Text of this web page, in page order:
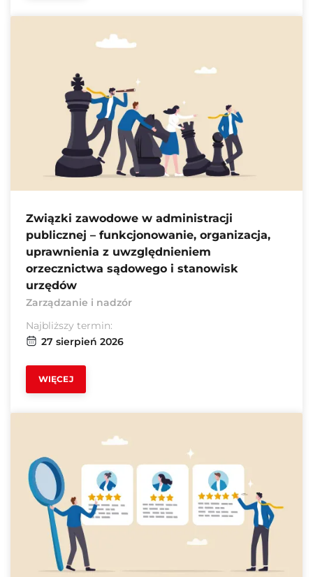
Związki zawodowe w administracji
publicznej – funkcjonowanie, organizacja,
uprawnienia z uwzględnieniem
orzecznictwa sądowego i stanowisk
urzędów
Zarządzanie i nadzór
Najbliższy termin:
27 sierpień 2026
WIĘCEJ